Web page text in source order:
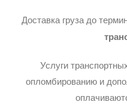
Доставка груза до
Услуги
опломбированию и